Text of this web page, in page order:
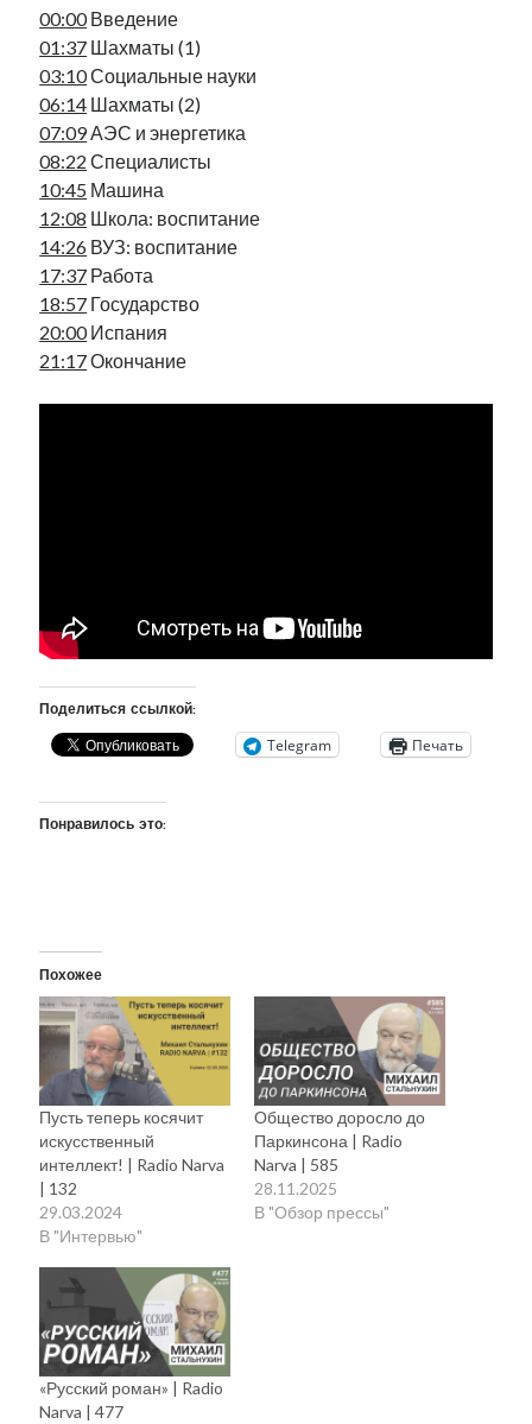
катри райк
нацменьшинства образование
памятники парламент
подкаст потеряны данные
рийгикогу россия
русскоязычное образование
т.х. ильвес танк фотоотчет
эстония эстонский язык
Михаил Стальнухин:
00:00Введение
01:37 Шахматы (1)
03:10Социальные науки
06:14 Шахматы (2)
07:09АЭС и энергетика
08:22 Специалисты
10:45 Машина
12:08 Школа: воспитание
14:26 ВУЗ: воспитание
17:37 Работа
18:57 Государство
20:00Испания
21:17Окончание
Поделиться ссылкой:
Telegram Печать
Понравилось это:
Похожее
Пусть теперь косячит
искусственный
интеллект! | Radio Narva
| 132
29.03.2024
В "Интервью"
Общество доросло до
Паркинсона | Radio
Narva | 585
28.11.2025
В "Обзор прессы"
«Русский роман» | Radio
Narva | 477